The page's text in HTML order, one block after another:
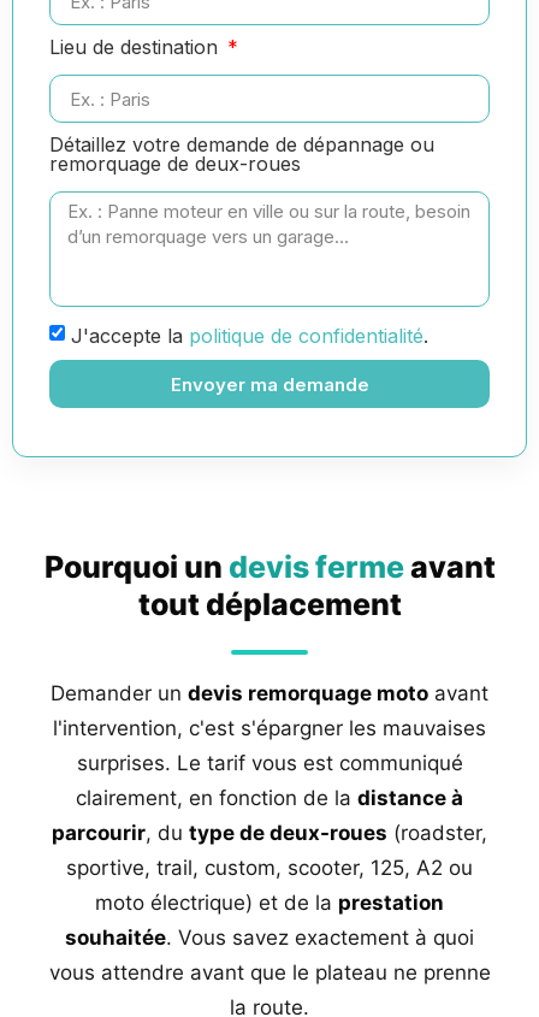
Lieu de destination
Détaillez votre demande de dépannage ou
remorquage de deux-roues
J'accepte la politique de confidentialité.
Envoyer ma demande
Pourquoi un devis fermeavant
tout déplacement
Demander un devis remorquage moto avant
l'intervention, c'est s'épargner les mauvaises
surprises. Le tarif vous est communiqué
clairement, en fonction de la distance à
parcourir, du type de deux-roues (roadster,
sportive, trail, custom, scooter, 125, A2 ou
moto électrique) et de la prestation
souhaitée. Vous savez exactement à quoi
vous attendre avant que le plateau ne prenne
la route.